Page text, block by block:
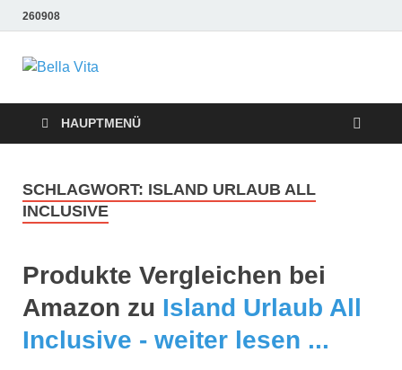
260908
Bella Vita
Wellness Fitness
Tipps
Tipps
HAUPTMENÜ
SCHLAGWORT: ISLAND URLAUB ALL
INCLUSIVE
Produkte Vergleichen bei
Amazon zu Island Urlaub All
Inclusive - weiter lesen ...